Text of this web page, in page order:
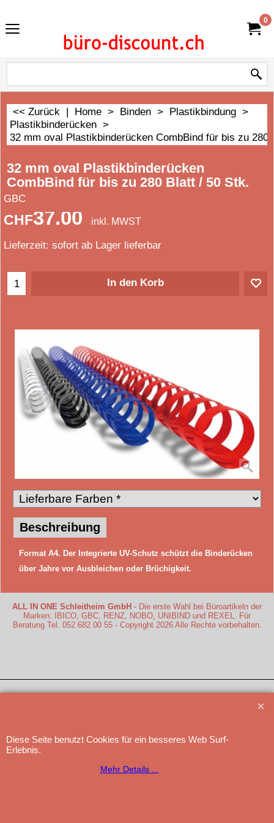
0
<< Zurück | Home > Binden > Plastikbindung >
Plastikbinderücken >
32 mm oval Plastikbinderücken CombBind für bis zu 280
32 mm oval Plastikbinderücken
CombBind für bis zu 280 Blatt / 50 Stk.
GBC
CHF37.00 inkl. MWST
Lieferzeit: sofort ab Lager lieferbar
In den Korb
Beschreibung
Format A4. Der Integrierte UV-Schutz schützt die Binderücken
über Jahre vor Ausbleichen oder Brüchigkeit.
ALL IN ONE Schleitheim GmbH - Die erste Wahl bei Büroartikeln der
Marken: IBICO, GBC, RENZ, NOBO, UNIBIND und REXEL. Für
Beratung Tel. 052 682 00 55 - Copyright 2026 Alle Rechte vorbehalten.
Diese Seite benutzt Cookies für ein besseres Web Surf-
Erlebnis.
Mehr Details ...